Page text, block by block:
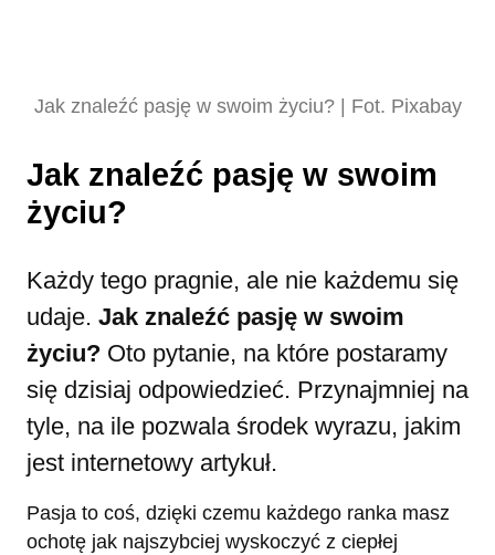
Jak znaleźć pasję w swoim życiu? | Fot. Pixabay
Jak znaleźć pasję w swoim
życiu?
Każdy tego pragnie, ale nie każdemu się
udaje. Jak znaleźć pasję w swoim
życiu? Oto pytanie, na które postaramy
się dzisiaj odpowiedzieć. Przynajmniej na
tyle, na ile pozwala środek wyrazu, jakim
jest internetowy artykuł.
Pasja to coś, dzięki czemu każdego ranka masz
ochotę jak najszybciej wyskoczyć z ciepłej